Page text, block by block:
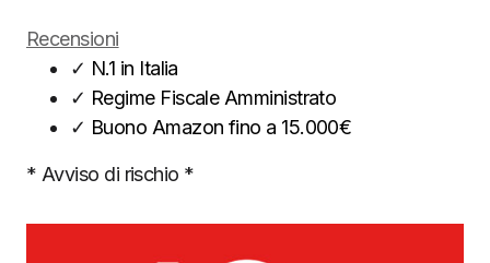
Recensioni
✓ N.1 in Italia
✓ Regime Fiscale Amministrato
✓ Buono Amazon fino a 15.000€
* Avviso di rischio *